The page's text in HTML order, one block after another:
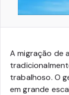
A migração de
trabalhoso. O
em grande